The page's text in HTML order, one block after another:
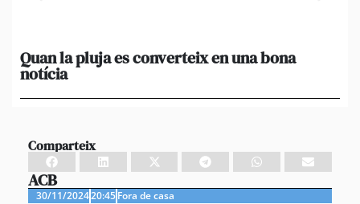
Quan la pluja es converteix en una bona
notícia
Comparteix
ACB
30/11/202420:45Fora de casa